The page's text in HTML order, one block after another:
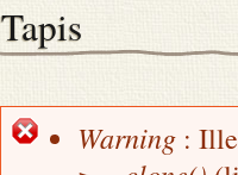
Tapis
Message d'erreur
Warning :